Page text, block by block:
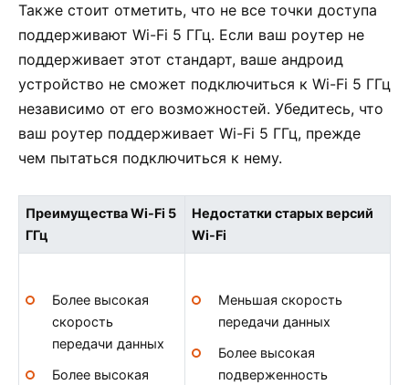
Также стоит отметить, что не все точки доступа
поддерживают Wi-Fi 5 ГГц. Если ваш роутер не
поддерживает этот стандарт, ваше андроид
устройство не сможет подключиться к Wi-Fi 5 ГГц
независимо от его возможностей. Убедитесь, что
ваш роутер поддерживает Wi-Fi 5 ГГц, прежде
чем пытаться подключиться к нему.
Преимущества Wi-Fi 5
ГГц
Недостатки старых версий
Wi-Fi
Более высокая
скорость
передачи данных
Более высокая
Меньшая скорость
передачи данных
Более высокая
подверженность